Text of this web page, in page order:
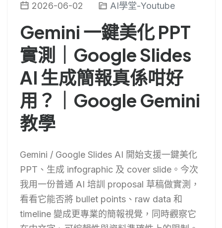
2026-06-02
AI學堂-Youtube
Gemini 一鍵美化 PPT
實測｜Google Slides
AI 生成簡報真係咁好
用？｜Google Gemini
教學
Gemini / Google Slides AI 開始支援一鍵美化
PPT、生成 infographic 及 cover slide。今次
我用一份普通 AI 培訓 proposal 草稿做實測，
看看它能否將 bullet points、raw data 和
timeline 變成更專業的簡報視覺，同時觀察它